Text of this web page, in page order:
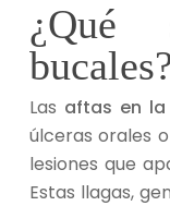
¿Qué
Las aftas en
úlceras orales
lesiones que
Estas llagas,